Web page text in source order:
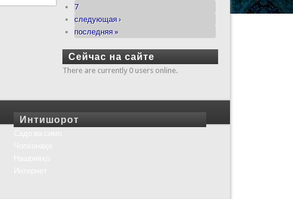
7
следующая ›
последняя »
Сейчас на сайте
There are currently 0 users online.
Интишорот